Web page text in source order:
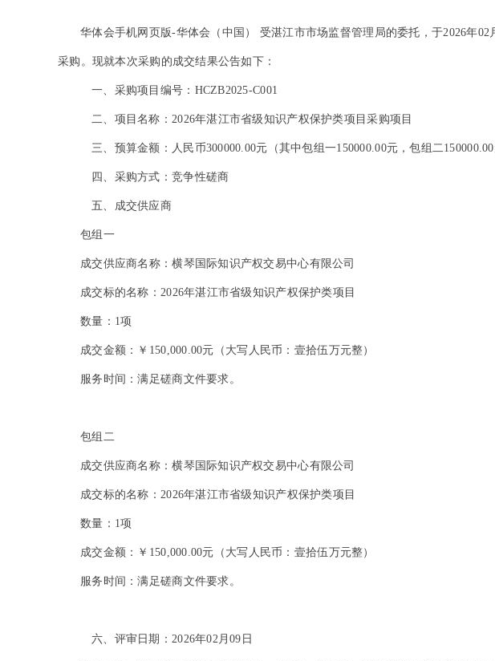
华体会手机网页版-华体会（中国） 受湛江市市场监督管理局的委托，于2026年
采购。现就本次采购的成交结果公告如下：
一、采购项目编号： HCZB2025-C001
二、 项目名称： 2026年湛江市省级知识产权保护类项目采购项目
三、 预算金额：人民币300000.00元（其中包组一150000.00元，包组二150000.00
四、采购方式：竞争性磋商
五、成交供应商
包组一
成交供应商名称：横琴国际知识产权交易中心有限公司
成交标的名称：2026年湛江市省级知识产权保护类项目
数量：1项
成交金额：￥150,000.00元（大写人民币：壹拾伍万元整）
服务时间：满足磋商文件要求。
包组 二
成交供应商名称：横琴国际知识产权交易中心有限公司
成交标的名称：2026年湛江市省级知识产权保护类项目
数量：1项
成交金额： ￥150,000.00元（大写人民币：壹拾伍万元整）
服务时间：满足磋商文件要求。
六、评审日期：2026年02月09日